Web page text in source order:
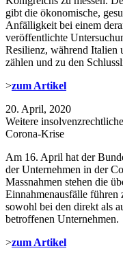
gibt die ökonomische,
Anfälligkeit bei einem
veröffentlichte
Resilienz, während Italien
zählen und zu den
>zum Artikel
20. April, 2020
Weitere
Corona-Krise
Am 16. April hat der
der Unternehmen in der
Massnahmen stehen die
Einnahmenausfälle
sowohl bei den direkt als
betroffenen Unternehmen.
>zum Artikel